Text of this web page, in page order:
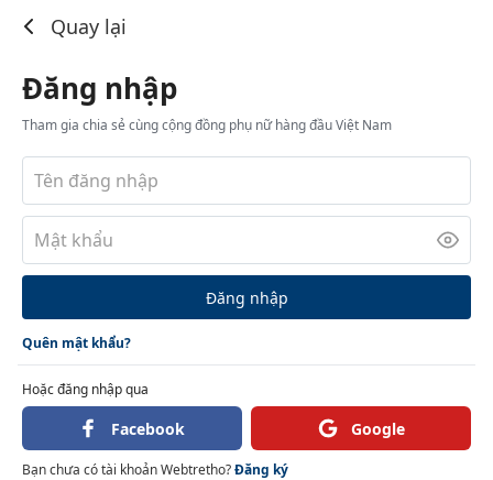
Quay lại
Đăng nhập
Tham gia chia sẻ cùng cộng đồng phụ nữ hàng đầu Việt Nam
Đăng nhập
Quên mật khẩu?
Hoặc đăng nhập qua
Facebook Google
Bạn chưa có tài khoản Webtretho?Đăng ký